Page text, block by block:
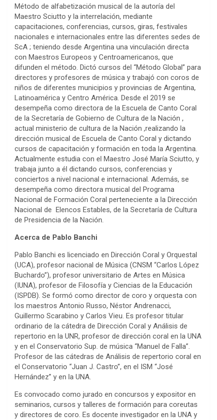
Método de alfabetización musical de la autoría del
Maestro Sciutto y la interrelación, mediante
capacitaciones, conferencias, cursos, giras, festivales
nacionales e internacionales entre las diferentes sedes de
ScA ; teniendo desde Argentina una vinculación directa
con Maestros Europeos y Centroamericanos, que
difunden el método. Dictó cursos del “Método Global” para
directores y profesores de música y trabajó con coros de
niños de diferentes municipios y provincias de Argentina,
Latinoamérica y Centro América. Desde el 2019 se
desempeña como directora de la Escuela de Canto Coral
de la Secretaría de Gobierno de Cultura de la Nación ,
actual ministerio de cultura de la Nación ,realizando la
dirección musical de Escuela de Canto Coral y dictando
cursos de capacitación y formación en toda la Argentina.
Actualmente estudia con el Maestro José María Sciutto, y
trabaja junto a él dictando cursos, conferencias y
conciertos a nivel nacional e internacional. Además, se
desempeña como directora musical del Programa
Nacional de Formación Coral perteneciente a la Dirección
Nacional de Elencos Estables, de la Secretaría de Cultura
de Presidencia de la Nación.
Acerca de Pablo Banchi
Pablo Banchi es licenciado en Dirección Coral y Orquestal
(UCA), profesor nacional de Música (CNSM “Carlos López
Buchardo”), profesor universitario de Artes en Música
(IUNA), profesor de Filosofía y Ciencias de la Educación
(ISPDB). Se formó como director de coro y orquesta con
los maestros Antonio Russo, Néstor Andrenacci,
Guillermo Scarabino y Carlos Vieu. Es profesor titular
ordinario de la cátedra de Dirección Coral y Análisis de
repertorio en la UNR, profesor de dirección coral en la UNA
y en el Conservatorio Sup. de música “Manuel de Falla”.
Profesor de las cátedras de Análisis de repertorio coral en
el Conservatorio “Juan J. Castro”, en el ISM “José
Hernández” y en la UNA.
Es convocado como jurado en concursos y expositor en
seminarios, cursos y talleres de formación para coreutas
y directores de coro. Es docente investigador en la UNA y